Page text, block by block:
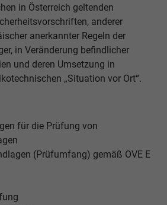
in Österreich geltenden
anderer
anerkannter Regeln der
in Veränderung befindlicher
und deren Umsetzung in
„Situation vor Ort“.
für die Prüfung von
(Prüfumfang) gemäß OVE E